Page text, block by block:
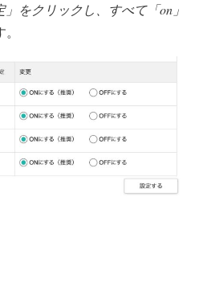
」をクリックし、すべて「on」